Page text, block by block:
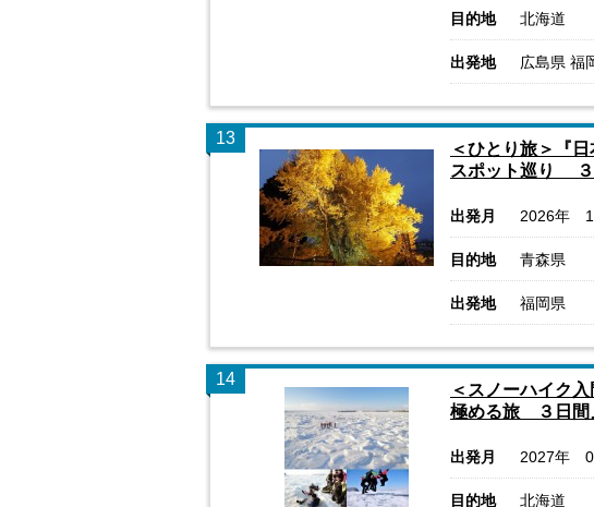
目的地 北海道
出発地 広島県 福
13
＜ひとり旅＞『
スポット巡り ３
出発月 2026年
目的地 青森県
出発地 福岡県
14
＜スノーハイク
極める旅 ３日間
出発月 2027年
目的地 北海道